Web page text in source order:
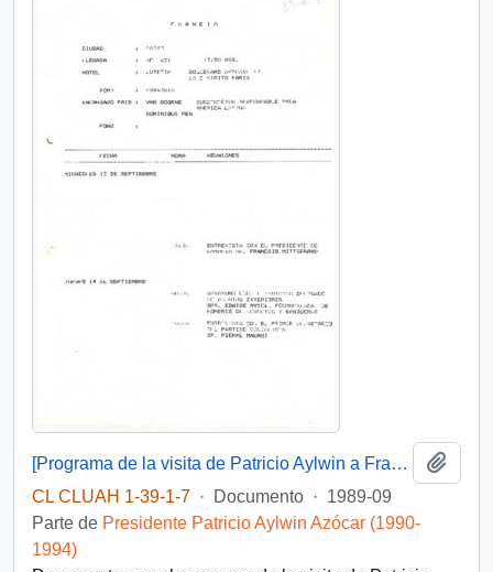
[Programa de la visita de Patricio Aylwin a Francia en 1989]
CL CLUAH 1-39-1-7 · Documento · 1989-09
Parte de Presidente Patricio Aylwin Azócar (1990-
1994)